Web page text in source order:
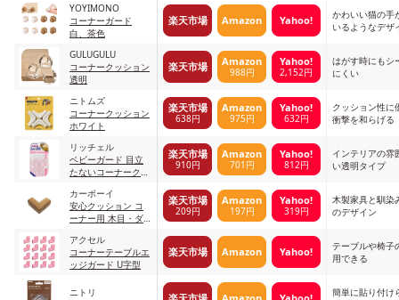
YOYIMONO
コーナーガード
白、茶色
楽天市場 Amazon Yahoo!
かわいい猫の手
いるようなデザ
GULUGULU
コーナークッション
透明
楽天市場 Amazon
988円
Yahoo!
2,152円
はがす時にもシ
にくい
ニトムズ
コーナークッション
ホワイト
楽天市場
638円
Amazon
975円
Yahoo!
632円
クッション性に
衝撃を和らげる
リッチェル
ベビーガード 目立
たないコーナークッ
楽天市場
910円
Amazon
701円
Yahoo!
812円
インテリアの雰
い透明タイプ
カーボーイ
安心クッション コ
ーナー用 木目・ダ
楽天市場
209円
Amazon
197円
Yahoo!
319円
木製家具と馴染
のデザイン
アクセル
コーナーテーブルエ
ッジガード U字型
楽天市場 Amazon Yahoo!
テーブルや椅子
用できる
ニトリ
簡単に貼り付け